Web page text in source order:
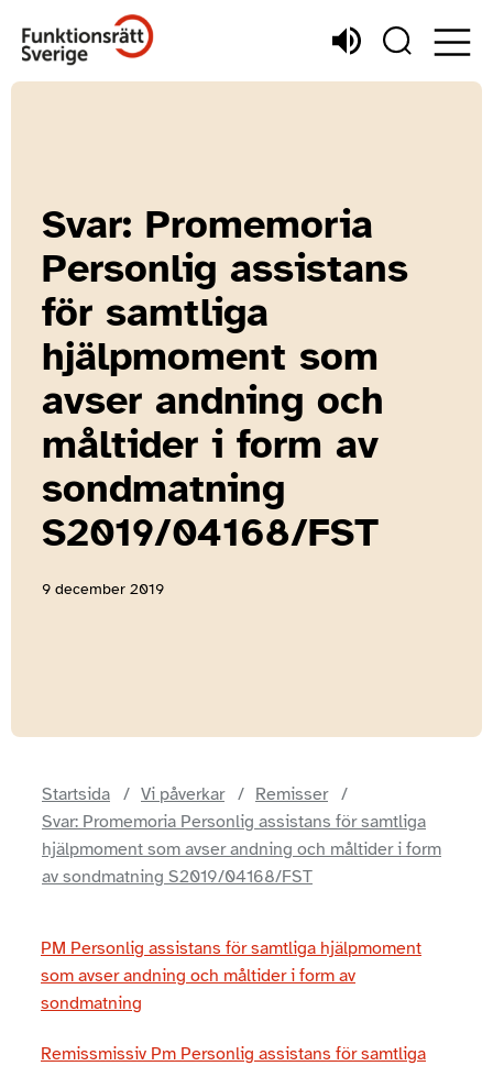
Svar: Promemoria
Personlig assistans
för samtliga
hjälpmoment som
avser andning och
måltider i form av
sondmatning
S2019/04168/FST
9 december 2019
Startsida Vi påverkar
Remisser
Svar: Promemoria Personlig assistans för samtliga
hjälpmoment som avser andning och måltider i form
av sondmatning S2019/04168/FST
PM Personlig assistans för samtliga hjälpmoment
som avser andning och måltider i form av
sondmatning
Remissmissiv Pm Personlig assistans för samtliga